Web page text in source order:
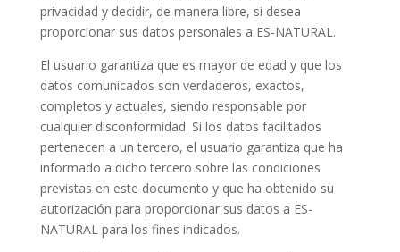
privacidad y decidir, de manera libre, si desea
proporcionar sus datos personales a ES-NATURAL.
El usuario garantiza que es mayor de edad y que los
datos comunicados son verdaderos, exactos,
completos y actuales, siendo responsable por
cualquier disconformidad. Si los datos facilitados
pertenecen a un tercero, el usuario garantiza que ha
informado a dicho tercero sobre las condiciones
previstas en este documento y que ha obtenido su
autorización para proporcionar sus datos a ES-
NATURAL para los fines indicados.